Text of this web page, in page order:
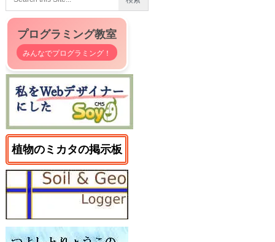
プログラミング教室
みんなでプログラミング！
植物のミカタの掲示板